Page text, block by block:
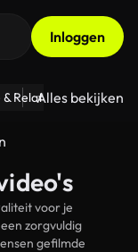
Inloggen
Relaties - Fitness
Alles bekijken
voor je
zorgvuldig
gefilmde